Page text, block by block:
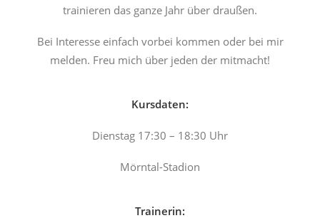
trainieren das ganze Jahr über draußen.
Bei Interesse einfach vorbei kommen oder bei mir
melden. Freu mich über jeden der mitmacht!
Kursdaten:
Dienstag 17:30 – 18:30 Uhr
Mörntal-Stadion
Trainerin: